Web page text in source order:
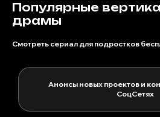
Популярные
драмы
Смотреть сериал для подростков
Анонсы новых проектов и
СоцСетях